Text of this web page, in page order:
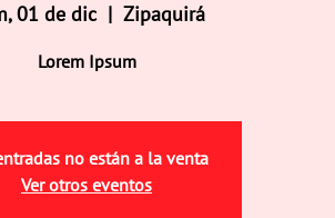
01 de dic
  |
Zipaquirá
Lorem Ipsum
no están a la venta
Ver otros eventos